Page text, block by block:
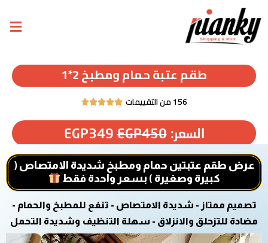
طقم عتبة حمام ومطبخ 2*1
156 من التقييمات 




السعر: EGP450
EGP349
عرض طقم عتبتين حمام ومطبخ شديدة الامتصاص (
كبيرة وصغيرة ) بسعر واحدة فقط
تصميم ممتاز - شديدة الامتصاص - تنفع للمطبخ والحمام -
مضادة للتزحلق والانزلاق - سهلة التنظيف وشديدة التحمل